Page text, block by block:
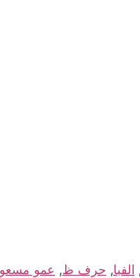
, الفبا, حرف ظ, عمو